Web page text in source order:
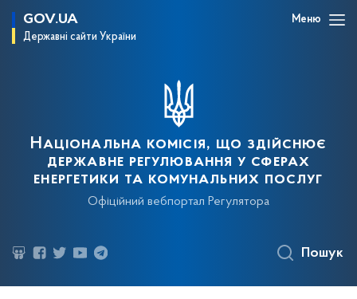
GOV.UA
Державні сайти України
Меню
Національна комісія, що здійснює
державне регулювання у сферах
енергетики та комунальних послуг
Офіційний вебпортал Регулятора
Пошук